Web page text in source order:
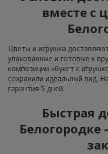
вместе с
Цветы и игрушка
упакованные и готовые к
композиции «букет с
сохранили идеальный вид.
гарантия 5 дней.
Быстрая